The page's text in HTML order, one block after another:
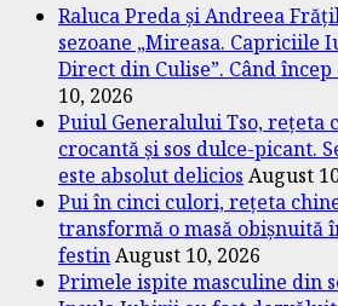
Raluca Preda și Andreea
sezoane „Mireasa. Capriciile
Direct din Culise”. Când
10, 2026
Puiul Generalului Tso, rețeta
crocantă și sos dulce-picant.
este absolut delicios August
Pui în cinci culori, rețeta
transformă o masă obișnuită
festinAugust 10, 2026
Primele ispite masculine din